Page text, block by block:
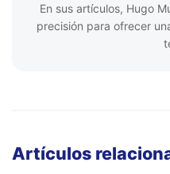
En sus artículos, Hugo
precisión para ofrecer
Artículos